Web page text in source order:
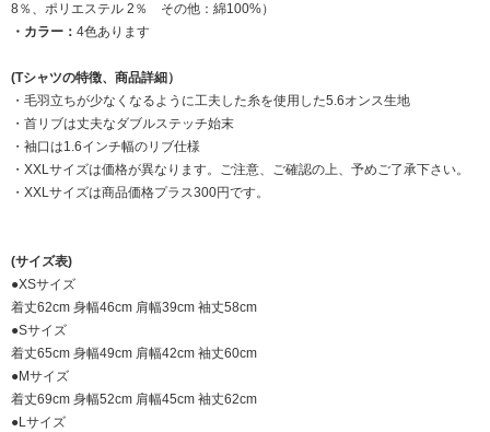
8％、ポリエステル 2％ その他：綿100%）
・カラー： 4色あります
(Tシャツの特徴、商品詳細）
・毛羽立ちが少なくなるように工夫した糸を使用した5.6オンス生地
・首リブは丈夫なダブルステッチ始末
・袖口は1.6インチ幅のリブ仕様
・XXLサイズは価格が異なります。ご注意、ご確認の上、予めご了承下さい。
・XXLサイズは商品価格プラス300円です。
(サイズ表)
●XSサイズ
着丈62cm 身幅46cm 肩幅39cm 袖丈58cm
●Sサイズ
着丈65cm 身幅49cm 肩幅42cm 袖丈60cm
●Mサイズ
着丈69cm 身幅52cm 肩幅45cm 袖丈62cm
●Lサイズ